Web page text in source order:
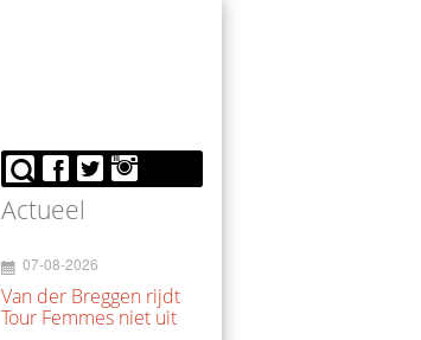
Actueel
07-08-2026
Van der Breggen rijdt
Tour Femmes niet uit